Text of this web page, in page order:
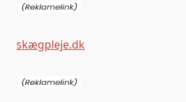
skægpleje.dk